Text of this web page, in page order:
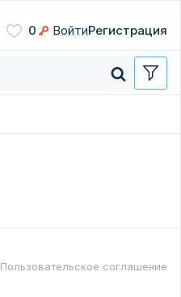
0 ВойтиРегистрация
Пользовательское соглашение
Нажимая кнопку, вы даете
согласие на обработку
персональных данных